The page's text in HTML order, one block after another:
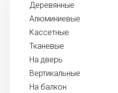
Деревянные
Алюминиевые
Кассетные
Тканевые
На дверь
Вертикальные
На балкон